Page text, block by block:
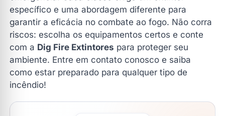
específico e uma abordagem diferente para
garantir a eficácia no combate ao fogo. Não corra
riscos: escolha os equipamentos certos e conte
com a Dig Fire Extintores para proteger seu
ambiente. Entre em contato conosco e saiba
como estar preparado para qualquer tipo de
incêndio!